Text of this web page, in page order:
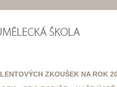
ZKOUŠEK NA ROK